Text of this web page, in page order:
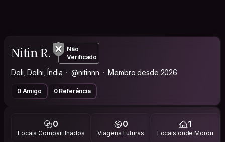
Nitin R.
Não
Verificado
Deli, Delhi, Índia @nitinnn Membro desde 2026
0 Amigo 0 Referência
0
Locais Compartilhados
0
Viagens Futuras
1
Locais onde Morou